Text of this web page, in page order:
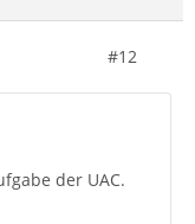
#12
der UAC.